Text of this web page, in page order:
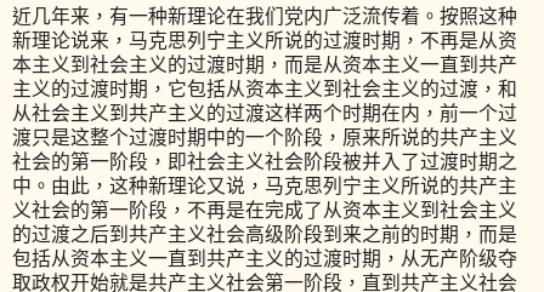
近几年来，有一种新理论在我们党内广泛流传着。按照这种
新理论说来，马克思列宁主义所说的过渡时期，不再是从资
本主义到社会主义的过渡时期，而是从资本主义一直到共产
主义的过渡时期，它包括从资本主义到社会主义的过渡，和
从社会主义到共产主义的过渡这样两个时期在内，前一个过
渡只是这整个过渡时期中的一个阶段，原来所说的共产主义
社会的第一阶段，即社会主义社会阶段被并入了过渡时期之
中。由此，这种新理论又说，马克思列宁主义所说的共产主
义社会的第一阶段，不再是在完成了从资本主义到社会主义
的过渡之后到共产主义社会高级阶段到来之前的时期，而是
包括从资本主义一直到共产主义的过渡时期，从无产阶级夺
取政权开始就是共产主义社会第一阶段，直到共产主义社会